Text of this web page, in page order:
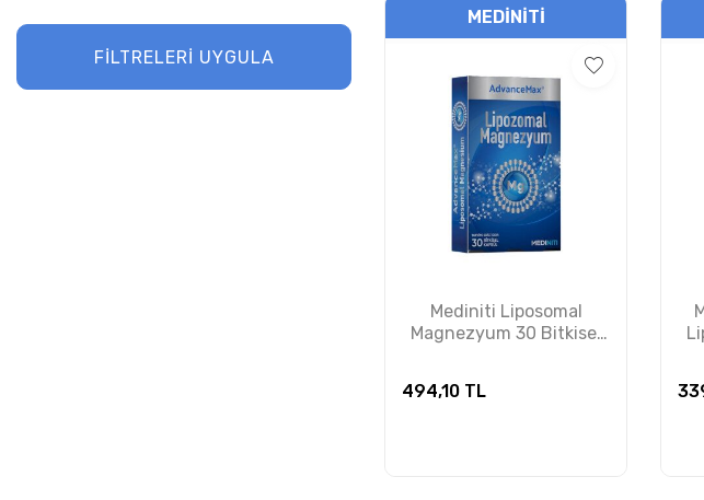
FİLTRELERİ UYGULA
MEDINITI
Mediniti Liposomal
Magnezyum 30 Bitkisel
494,10 TL